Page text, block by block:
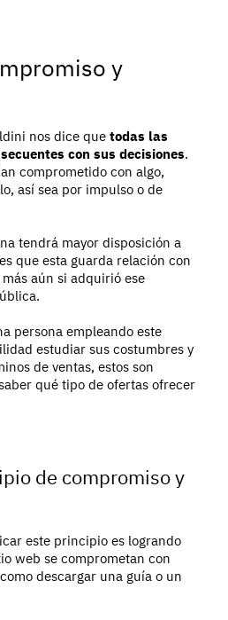
y
nos dice que todas las
con sus decisiones.
comprometido con algo,
así sea por impulso o de
tendrá mayor disposición a
que esta guarda relación con
aún si adquirió ese
persona empleando este
estudiar sus costumbres y
de ventas, estos son
qué tipo de ofertas ofrecer
de compromiso y
este principio es logrando
web se comprometan con
descargar una guía o un